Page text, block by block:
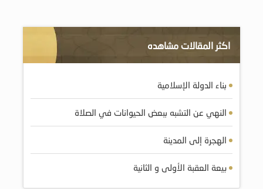
اكثر المقالات مشاهده
بناء الدولة الإسلامية
النهي عن التشبه ببعض الحيوانات في الصلاة
الهجرة إلى المدينة
بيعة العقبة الأولى و الثانية